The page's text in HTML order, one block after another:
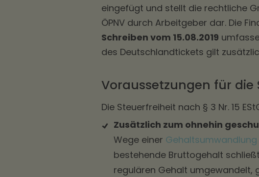
eingefügt und stellt die rechtliche
ÖPNV durch Arbeitgeber dar. Die
Schreiben vom 15.08.2019
des Deutschlandtickets gilt
Voraussetzungen für die
Die Steuerfreiheit nach § 3 Nr. 15
Zusätzlich zum ohnehin
Wege einer Gehaltsumwandlung
bestehende Bruttogehalt
regulären Gehalt umgewandelt,